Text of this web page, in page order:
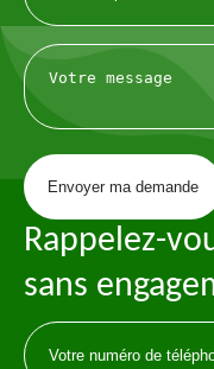
Rappelez-
sans